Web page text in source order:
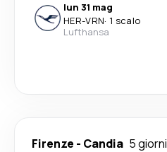
lun 31 mag
HER-VRN· 1 scalo
Lufthansa
Firenze - Candia 5 giorni